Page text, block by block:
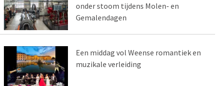
onder stoom tijdens Molen- en
Gemalendagen
Een middag vol Weense romantiek en
muzikale verleiding